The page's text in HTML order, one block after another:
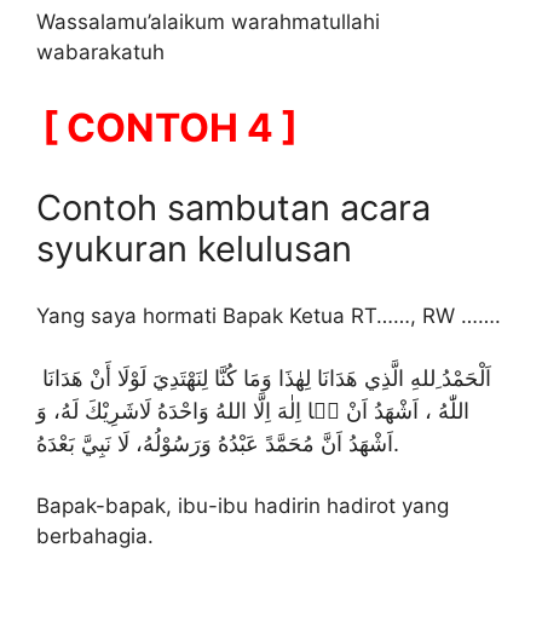
Wassalamu’alaikum warahmatullahi
wabarakatuh
[ CONTOH 4 ]
Contoh sambutan acara
syukuran kelulusan
Yang saya hormati Bapak Ketua RT……, RW …….
اللّٰهُ ، اَشْهَدُ اَنْ لۤا اِلٰهَ اِلَّا اللهُ وَاحْدَهُ لَاشَرِيْكَ لَهُ، وَ
اَشْهَدُ اَنَّ مُحَمَّدً عَبْدُهُ وَرَسُوْلُهُ، لَا نَبِيَّ بَعْدَهُ.
Bapak-bapak, ibu-ibu hadirin hadirot yang
berbahagia.